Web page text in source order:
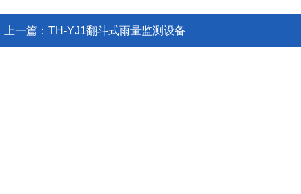
上一篇： TH-YJ1翻斗式雨量监测设备